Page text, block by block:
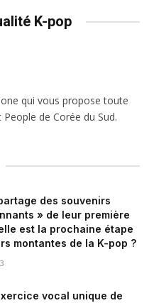
K-pop
qui vous propose toute
de Corée du Sud.
des souvenirs
» de leur première
est la prochaine étape
montantes de la K-pop ?
vocal unique de